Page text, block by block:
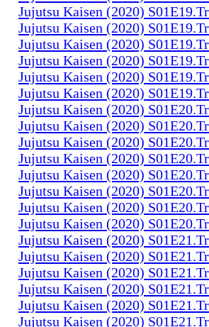
Jujutsu Kaisen (2020)
Jujutsu Kaisen (2020)
Jujutsu Kaisen (2020)
Jujutsu Kaisen (2020)
Jujutsu Kaisen (2020)
Jujutsu Kaisen (2020)
Jujutsu Kaisen (2020)
Jujutsu Kaisen (2020)
Jujutsu Kaisen (2020)
Jujutsu Kaisen (2020)
Jujutsu Kaisen (2020)
Jujutsu Kaisen (2020)
Jujutsu Kaisen (2020)
Jujutsu Kaisen (2020)
Jujutsu Kaisen (2020)
Jujutsu Kaisen (2020)
Jujutsu Kaisen (2020)
Jujutsu Kaisen (2020)
Jujutsu Kaisen (2020)
Jujutsu Kaisen (2020)